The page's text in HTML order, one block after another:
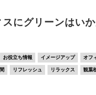
スにグリーンはいか
お役立ち情報 イメージアップ オフ
リフレッシュ リラックス 観葉